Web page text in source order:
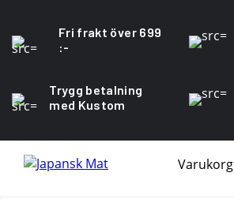
Fri frakt över 699
:-
Trygg betalning
med Kustom
Varukorg